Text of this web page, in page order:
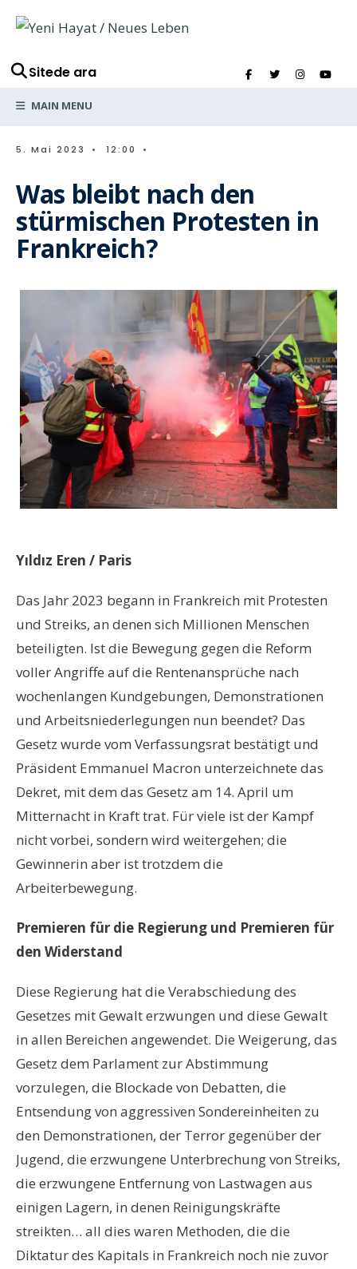
Sitede ara
MAIN MENU
5. Mai 2023 • 12:00 •
Was bleibt nach den
stürmischen Protesten in
Frankreich?
Yıldız Eren / Paris
Das Jahr 2023 begann in Frankreich mit Protesten
und Streiks, an denen sich Millionen Menschen
beteiligten. Ist die Bewegung gegen die Reform
voller Angriffe auf die Rentenansprüche nach
wochenlangen Kundgebungen, Demonstrationen
und Arbeitsniederlegungen nun beendet? Das
Gesetz wurde vom Verfassungsrat bestätigt und
Präsident Emmanuel Macron unterzeichnete das
Dekret, mit dem das Gesetz am 14. April um
Mitternacht in Kraft trat. Für viele ist der Kampf
nicht vorbei, sondern wird weitergehen; die
Gewinnerin aber ist trotzdem die
Arbeiterbewegung.
Premieren für die Regierung und Premieren für
den Widerstand
Diese Regierung hat die Verabschiedung des
Gesetzes mit Gewalt erzwungen und diese Gewalt
in allen Bereichen angewendet. Die Weigerung, das
Gesetz dem Parlament zur Abstimmung
vorzulegen, die Blockade von Debatten, die
Entsendung von aggressiven Sondereinheiten zu
den Demonstrationen, der Terror gegenüber der
Jugend, die erzwungene Unterbrechung von Streiks,
die erzwungene Entfernung von Lastwagen aus
einigen Lagern, in denen Reinigungskräfte
streikten… all dies waren Methoden, die die
Diktatur des Kapitals in Frankreich noch nie zuvor